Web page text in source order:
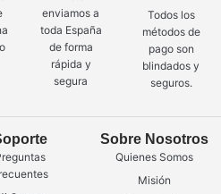
enviamos a
toda España
de forma
rápida y
segura
Todos los
métodos de
pago son
blindados y
seguros.
Sobre Nosotros
Quienes Somos
Misión